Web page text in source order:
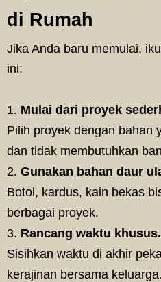
di Rumah
Jika Anda baru memulai,
ini:
Mulai dari proyek
Pilih proyek dengan bahan
dan tidak membutuhkan
Gunakan bahan daur
Botol, kardus, kain bekas
berbagai proyek.
Rancang waktu khusus.
Sisihkan waktu di akhir
kerajinan bersama keluarga.